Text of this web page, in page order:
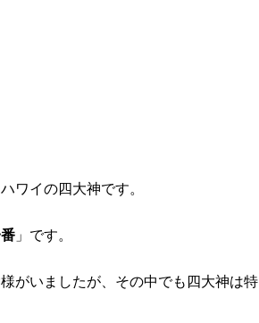
ワイの四大神です。
」です。
がいましたが、その中でも四大神は特